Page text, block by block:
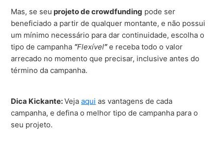
Mas, se seu projeto de crowdfunding pode ser
beneficiado a partir de qualquer montante, e não possui
um mínimo necessário para dar continuidade, escolha o
tipo de campanha “Flexível”e receba todo o valor
arrecado no momento que precisar, inclusive antes do
término da campanha.
Dica Kickante:Vejaaqui as vantagens de cada
campanha, e defina o melhor tipo de campanha para o
seu projeto.